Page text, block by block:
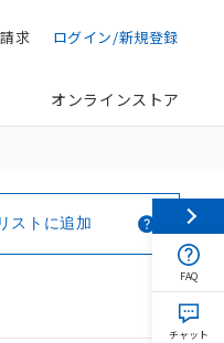
ログイン/新規登録
求
オンラインストア
ストに追加
FAQ
チャット